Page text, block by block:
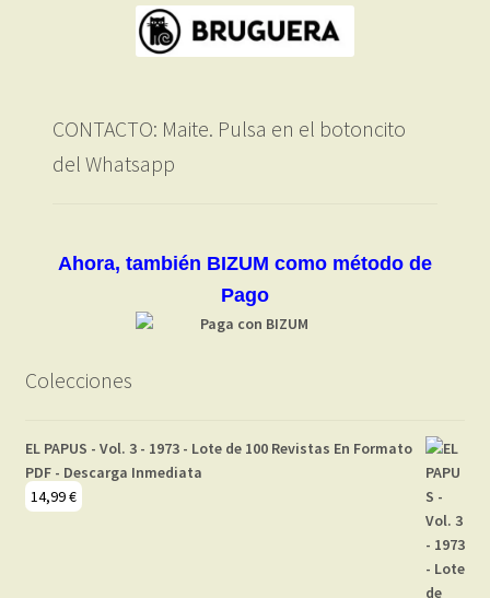
CONTACTO: Maite. Pulsa en el botoncito
del Whatsapp
Ahora, también BIZUM como método de
Pago
Colecciones
EL PAPUS - Vol. 3 - 1973 - Lote de 100 Revistas En Formato
PDF - Descarga Inmediata
14,99€